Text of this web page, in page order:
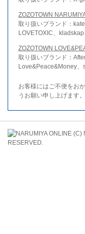
ZOZOTOWN
取り扱いブランド：
LOVETOXIC、
ZOZOTOWN
取り扱いブランド：
Love&Peace&Money、
お客様にはご不便をお
うお願い申し上げます。